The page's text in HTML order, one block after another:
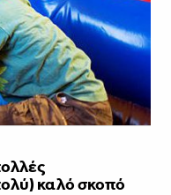
καλό σκοπό